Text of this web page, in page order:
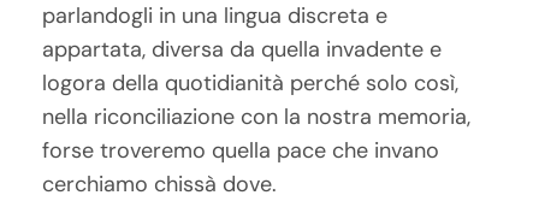
parlandogli in una lingua discreta e
appartata, diversa da quella invadente e
logora della quotidianità perché solo così,
nella riconciliazione con la nostra memoria,
forse troveremo quella pace che invano
cerchiamo chissà dove.